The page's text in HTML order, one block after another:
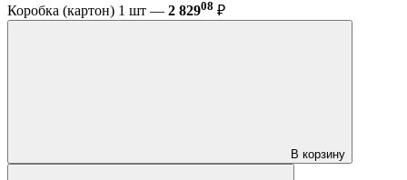
Коробка (картон) 1 шт — 2 82908 ₽
В корзину